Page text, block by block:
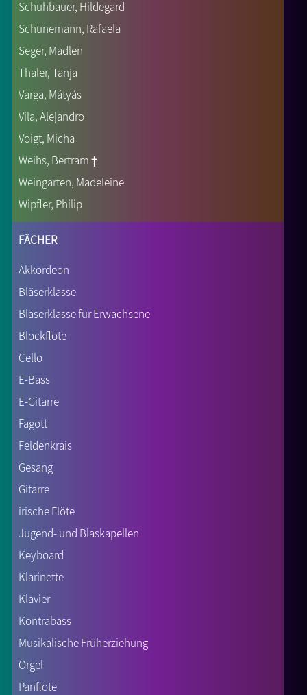
Schuhbauer, Hildegard
Schünemann, Rafaela
Seger, Madlen
Thaler, Tanja
Varga, Mátyás
Vila, Alejandro
Voigt, Micha
Weihs, Bertram †
Weingarten, Madeleine
Wipfler, Philip
Fächer
Akkordeon
Bläserklasse
Bläserklasse für Erwachsene
Blockflöte
Cello
E-Bass
E-Gitarre
Fagott
Feldenkrais
Gesang
Gitarre
irische Flöte
Jugend- und Blaskapellen
Keyboard
Klarinette
Klavier
Kontrabass
Musikalische Früherziehung
Orgel
Panflöte